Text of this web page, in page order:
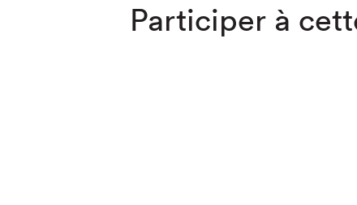
Participer à